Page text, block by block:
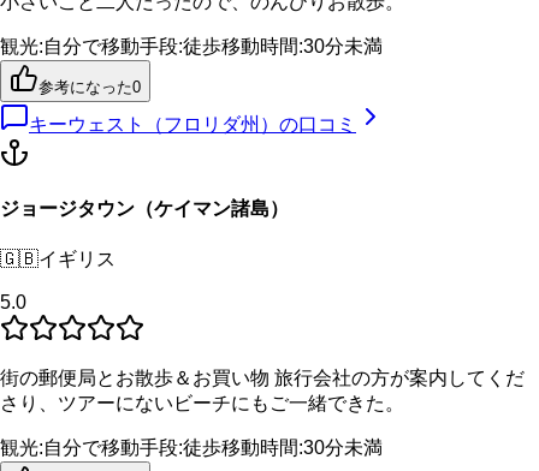
観光:自分で移動手段:徒歩移動時間:30分未満
参考になった0
キーウェスト（フロリダ州） の口コミ
ジョージタウン（ケイマン諸島）
🇬🇧イギリス
5.0
街の郵便局とお散歩＆お買い物 旅行会社の方が案内してくだ
さり、ツアーにないビーチにもご一緒できた。
観光:自分で移動手段:徒歩移動時間:30分未満